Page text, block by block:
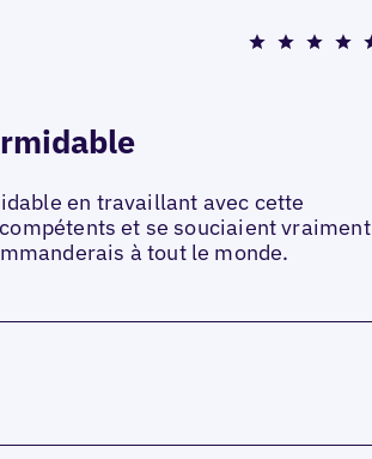
en travaillant avec cette
et se souciaient vraiment
à tout le monde.